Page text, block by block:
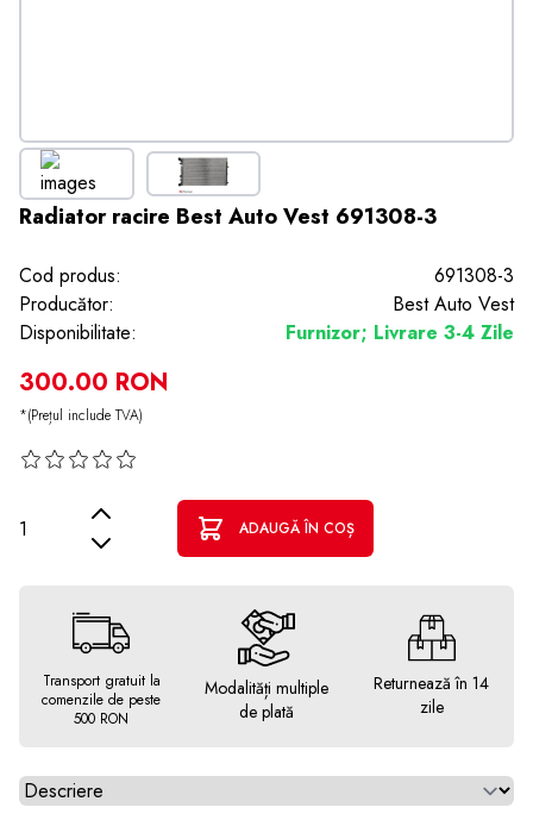
Radiator racire Best Auto Vest 691308-3
Cod produs:
691308-3
Producător:
Best Auto Vest
Disponibilitate:
Furnizor; Livrare 3-4 Zile
300.00 RON
*(Prețul include TVA)
ADAUGĂ ÎN COȘ
Transport gratuit la
comenzile de peste
500 RON
Modalități multiple
de plată
Returnează în 14
zile
Alegeti tab